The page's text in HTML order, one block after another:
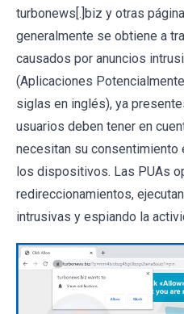
turbonews[.]biz y otras
generalmente se obtiene a
causados ​​por anuncios
(Aplicaciones
siglas en inglés), ya
usuarios deben tener en
necesitan su
los dispositivos. Las PUAs
redireccionamientos,
intrusivas y espiando la